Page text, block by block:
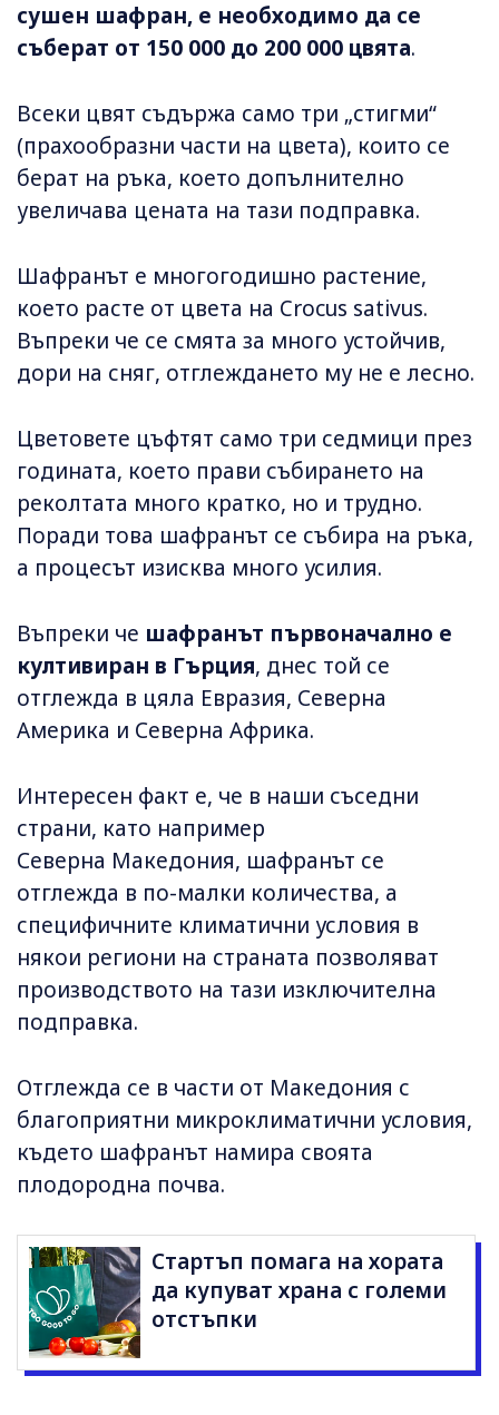
сушен шафран, е необходимо да се
съберат от 150 000 до 200 000 цвята.
Всеки цвят съдържа само три „стигми“
(прахообразни части на цвета), които се
берат на ръка, което допълнително
увеличава цената на тази подправка.
Шафранът е многогодишно растение,
което расте от цвета на Crocus sativus.
Въпреки че се смята за много устойчив,
дори на сняг, отглеждането му не е лесно.
Цветовете цъфтят само три седмици през
годината, което прави събирането на
реколтата много кратко, но и трудно.
Поради това шафранът се събира на ръка,
а процесът изисква много усилия.
Въпреки че шафранът първоначално е
култивиран в Гърция, днес той се
отглежда в цяла Евразия, Северна
Америка и Северна Африка.
Интересен факт е, че в наши съседни
страни, като например
Северна Македония, шафранът се
отглежда в по-малки количества, а
специфичните климатични условия в
някои региони на страната позволяват
производството на тази изключителна
подправка.
Отглежда се в части от Македония с
благоприятни микроклиматични условия,
където шафранът намира своята
плодородна почва.
Стартъп помага на хората
да купуват храна с големи
отстъпки